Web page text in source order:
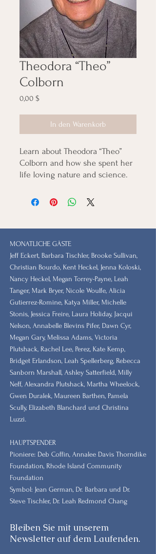
Theodora “Theo”
Colborn
0,00 $Preis
In den Warenkorb
Learn about Theodora “Theo”
Colborn and how she spent her
life loving nature and science.
MONATLICHE GÄSTE
Jeff Eckert, Barbara Tischler, Brooke Sullivan,
Christian Bourdo, Kent Heckel, Jenna Koloski,
Nancy Heckel, Megan Torrey-Payne, Leah
Tanger, Mark Bryer, Nicole Woulfe, Alicia
Gutierrez-Romine, Katya Miller, Michelle
Stonis, Jessica Freire, Laura Holiday, Jacqui
Nelson, Annabelle Blevins Pifer, Dawn Cyr,
Megan Gary, Melissa Adams, Victoria
Plutshack, Rachel Lee, Perez, Kate Kemp,
Bridget Erlandson, Leah Spellerberg, Rebecca
Sanborn Marshall, Ashley Satterfield, Milly
Neff, Alexandra Plutshack, Martha Wheelock,
Gwen Duralek, Maureen Barthen, Pamela
Scully, Elizabeth Blanchard und Christina
Luzzi.
HAUPTSPENDER
Pioniere: Deb Coffin, Annalee Davis Thorndike
Foundation, Rhode Island Community
Foundation
Symbol: Jean German, Dr. Barbara und Dr.
Steve Tischler, Dr. Leah Redmond Chang
Bleiben Sie mit unserem
Newsletter auf dem Laufenden.